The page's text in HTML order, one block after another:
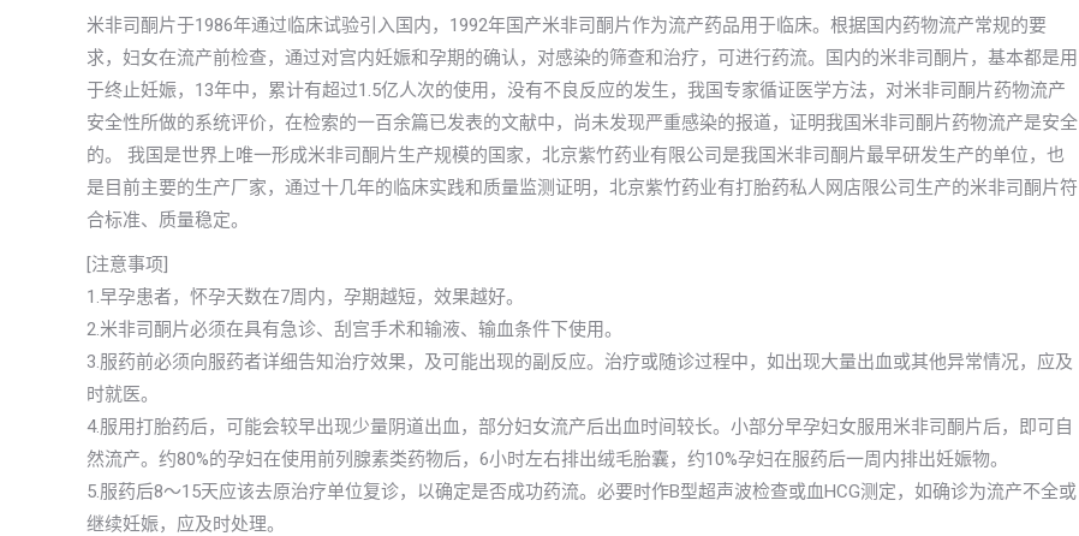
米非司酮片于1986年通过临床试验引入国内，1992年国产米非司酮片作为流产药品用于临床。根据国内药物流产常规的要
求，妇女在流产前检查，通过对宫内妊娠和孕期的确认，对感染的筛查和治疗，可进行药流。国内的米非司酮片，基本都是用
于终止妊娠，13年中，累计有超过1.5亿人次的使用，没有不良反应的发生，我国专家循证医学方法，对米非司酮片药物流产
安全性所做的系统评价，在检索的一百余篇已发表的文献中，尚未发现严重感染的报道，证明我国米非司酮片药物流产是安全
的。 我国是世界上唯一形成米非司酮片生产规模的国家，北京紫竹药业有限公司是我国米非司酮片最早研发生产的单位，也
是目前主要的生产厂家，通过十几年的临床实践和质量监测证明，北京紫竹药业有打胎药私人网店限公司生产的米非司酮片符
合标准、质量稳定。
[注意事项]
1.早孕患者，怀孕天数在7周内，孕期越短，效果越好。
2.米非司酮片必须在具有急诊、刮宫手术和输液、输血条件下使用。
3.服药前必须向服药者详细告知治疗效果，及可能出现的副反应。治疗或随诊过程中，如出现大量出血或其他异常情况，应及
时就医。
4.服用打胎药后，可能会较早出现少量阴道出血，部分妇女流产后出血时间较长。小部分早孕妇女服用米非司酮片后，即可自
然流产。约80%的孕妇在使用前列腺素类药物后，6小时左右排出绒毛胎囊，约10%孕妇在服药后一周内排出妊娠物。
5.服药后8～15天应该去原治疗单位复诊，以确定是否成功药流。必要时作B型超声波检查或血HCG测定，如确诊为流产不全或
继续妊娠，应及时处理。